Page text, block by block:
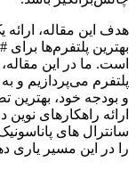
هدف این مقاله،
است. ما در این
پلتفرم می‌پردازیم و
و بودجه خود، بهترین
ارائه راهکارهای
سانترال های
را در این مسیر یاری